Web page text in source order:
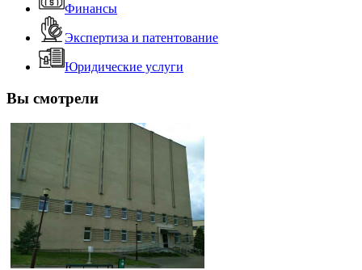
Финансы
Экспертиза и патентование
Юридические услуги
Вы смотрели